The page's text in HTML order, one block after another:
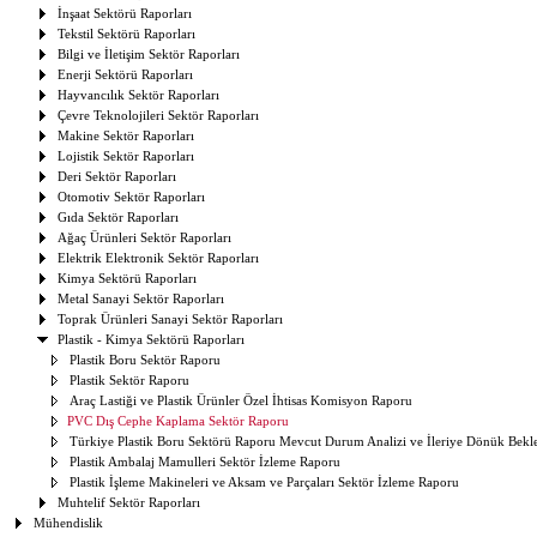
İnşaat Sektörü Raporları
Tekstil Sektörü Raporları
Bilgi ve İletişim Sektör Raporları
Enerji Sektörü Raporları
Hayvancılık Sektör Raporları
Çevre Teknolojileri Sektör Raporları
Makine Sektör Raporları
Lojistik Sektör Raporları
Deri Sektör Raporları
Otomotiv Sektör Raporları
Gıda Sektör Raporları
Ağaç Ürünleri Sektör Raporları
Elektrik Elektronik Sektör Raporları
Kimya Sektörü Raporları
Metal Sanayi Sektör Raporları
Toprak Ürünleri Sanayi Sektör Raporları
Plastik - Kimya Sektörü Raporları
Plastik Boru Sektör Raporu
Plastik Sektör Raporu
Araç Lastiği ve Plastik Ürünler Özel İhtisas Komisyon Raporu
PVC Dış Cephe Kaplama Sektör Raporu
Türkiye Plastik Boru Sektörü Raporu Mevcut Durum Analizi ve İleriye Dönük
Plastik Ambalaj Mamulleri Sektör İzleme Raporu
Plastik İşleme Makineleri ve Aksam ve Parçaları Sektör İzleme Raporu
Muhtelif Sektör Raporları
Mühendislik